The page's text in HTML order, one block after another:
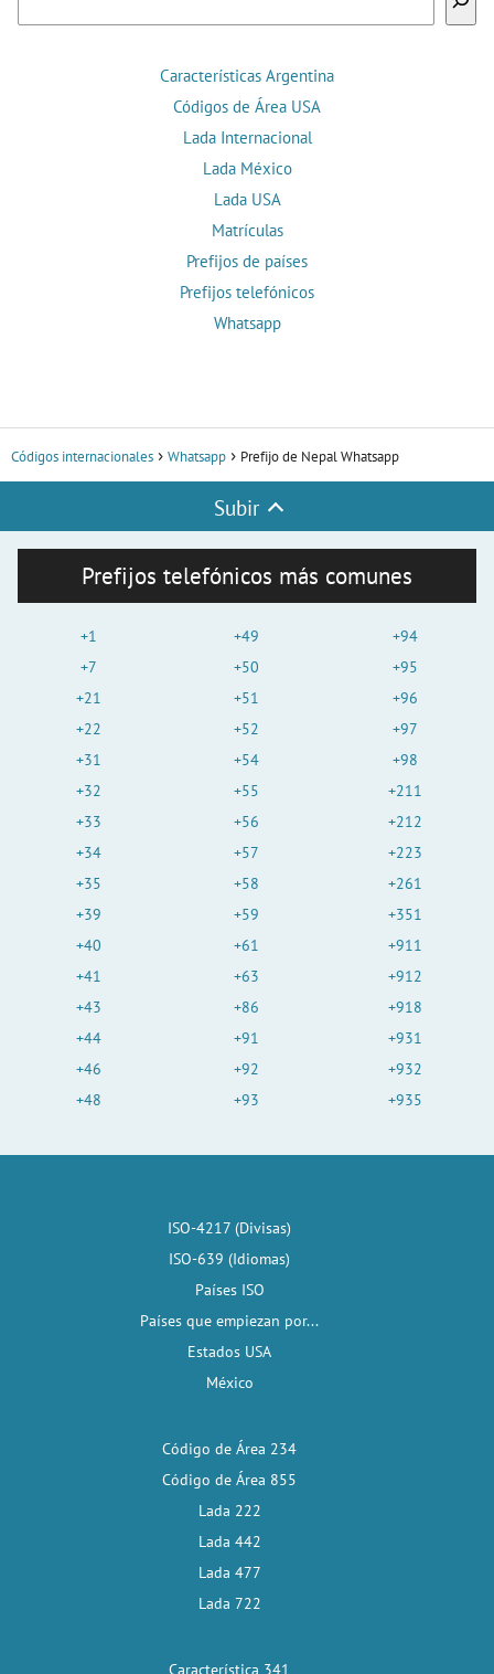
Características Argentina
Códigos de Área USA
Lada Internacional
Lada México
Lada USA
Matrículas
Prefijos de países
Prefijos telefónicos
Whatsapp
Códigos internacionales Whatsapp Prefijo de Nepal Whatsapp
Subir
Prefijos telefónicos más comunes
+1
+7
+21
+22
+31
+32
+33
+34
+35
+39
+40
+41
+43
+44
+46
+48
+49
+50
+51
+52
+54
+55
+56
+57
+58
+59
+61
+63
+86
+91
+92
+93
+94
+95
+96
+97
+98
+211
+212
+223
+261
+351
+911
+912
+918
+931
+932
+935
ISO-4217 (Divisas)
ISO-639 (Idiomas)
Países ISO
Países que empiezan por...
Estados USA
México
Código de Área 234
Código de Área 855
Lada 222
Lada 442
Lada 477
Lada 722
Característica 341